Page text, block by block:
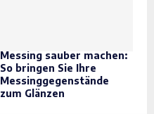
Messing sauber machen:
So bringen Sie Ihre
Messinggegenstände
zum Glänzen